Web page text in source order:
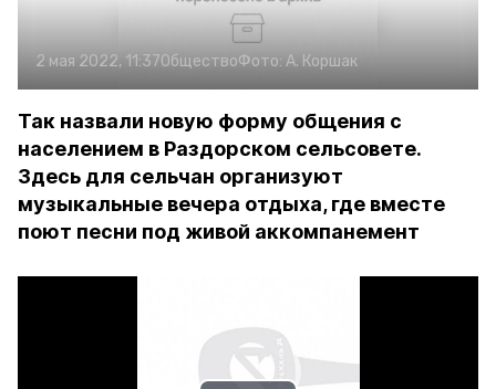
2 мая 2022, 11:37ОбществоФото: А. Коршак
Так назвали новую форму общения с
населением в Раздорском сельсовете.
Здесь для сельчан организуют
музыкальные вечера отдыха, где вместе
поют песни под живой аккомпанемент